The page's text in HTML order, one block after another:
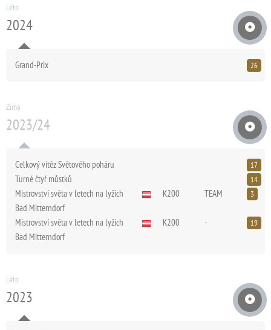
Léto
2024
Grand-Prix 26
Zima
2023/24
Celkový vítěz Světového poháru 17
Turné čtyř můstků 14
Mistrovství světa v letech na lyžích
Bad Mitterndorf
K200 TEAM 3
Mistrovství světa v letech na lyžích
Bad Mitterndorf
K200 - 19
Léto
2023